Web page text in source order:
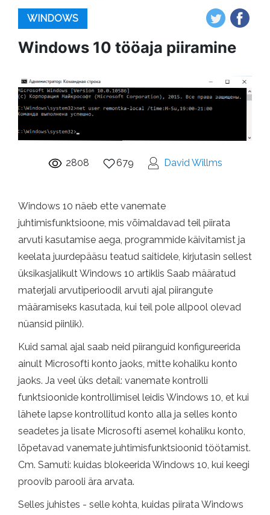
WINDOWS
Windows 10 tööaja piiramine
2808 679 David Willms
Windows 10 näeb ette vanemate
juhtimisfunktsioone, mis võimaldavad teil piirata
arvuti kasutamise aega, programmide käivitamist ja
keelata juurdepääsu teatud saitidele, kirjutasin sellest
üksikasjalikult Windows 10 artiklis Saab määratud
materjali arvutiperioodil arvuti ajal piirangute
määramiseks kasutada, kui teil pole allpool olevad
nüansid piinlik).
Kuid samal ajal saab neid piiranguid konfigureerida
ainult Microsofti konto jaoks, mitte kohaliku konto
jaoks. Ja veel üks detail: vanemate kontrolli
funktsioonide kontrollimisel leidis Windows 10, et kui
lähete lapse kontrollitud konto alla ja selles konto
seadetes ja lisate Microsofti asemel kohaliku konto,
lõpetavad vanemate juhtimisfunktsioonid töötamist.
Cm. Samuti: kuidas blokeerida Windows 10, kui keegi
proovib parooli ära arvata.
Selles juhistes - selle kohta, kuidas piirata Windows